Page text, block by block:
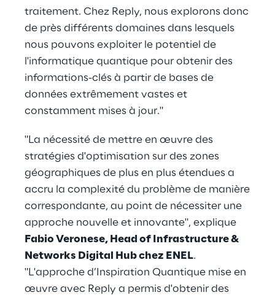
traitement. Chez Reply, nous explorons donc
de près différents domaines dans lesquels
nous pouvons exploiter le potentiel de
l'informatique quantique pour obtenir des
informations-clés à partir de bases de
données extrêmement vastes et
constamment mises à jour."
"La nécessité de mettre en œuvre des
stratégies d'optimisation sur des zones
géographiques de plus en plus étendues a
accru la complexité du problème de manière
correspondante, au point de nécessiter une
approche nouvelle et innovante", explique
Fabio Veronese, Head of Infrastructure &
Networks Digital Hub chez ENEL.
"L'approche d’Inspiration Quantique mise en
œuvre avec Reply a permis d'obtenir des